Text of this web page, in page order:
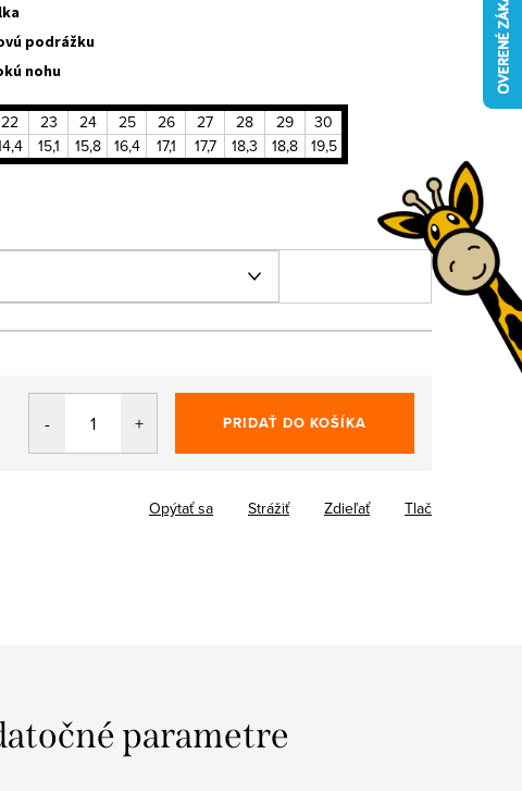
podrážku
nohu
22 23 24 25 26 27 28 29
30
15,1 15,8 16,4 17,1 17,7 18,3 18,8 19,5
PRIDAŤ DO KOŠÍKA
Tlač
Opýtať sa Strážiť Zdieľať
parametre